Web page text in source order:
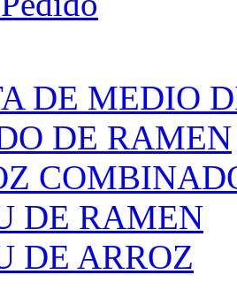
DE MEDIO
DE RAMEN
DE RAMEN
ARROZ